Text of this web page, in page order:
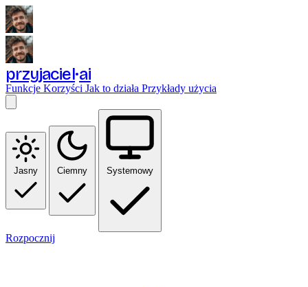
przyjaciel ai
Funkcje Korzyści Jak to działa Przykłady użycia
Jasny Ciemny Systemowy
Rozpocznij